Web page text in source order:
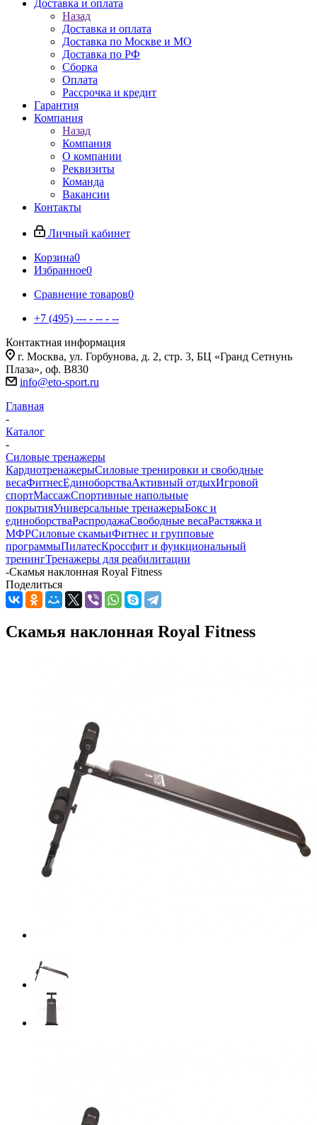
Доставка и оплата
Назад
Доставка и оплата
Доставка по Москве и МО
Доставка по РФ
Сборка
Оплата
Рассрочка и кредит
Гарантия
Компания
Назад
Компания
О компании
Реквизиты
Команда
Вакансии
Контакты
Личный кабинет
Корзина0
Избранное0
Сравнение товаров0
+7 (495) --- - -- - --
Контактная информация
г. Москва, ул. Горбунова, д. 2, стр. 3, БЦ «Гранд Сетнунь
Плаза», оф. В830
info@eto-sport.ru
Главная
-
Каталог
-
Силовые тренажеры
КардиотренажерыСиловые тренировки и свободные
весаФитнесЕдиноборстваАктивный отдыхИгровой
спортМассажСпортивные напольные
покрытияУниверсальные тренажерыБокс и
единоборстваРаспродажаСвободные весаРастяжка и
МФРСиловые скамьиФитнес и групповые
программыПилатесКроссфит и функциональный
тренингТренажеры для реабилитации
-Скамья наклонная Royal Fitness
Поделиться
Скамья наклонная Royal Fitness